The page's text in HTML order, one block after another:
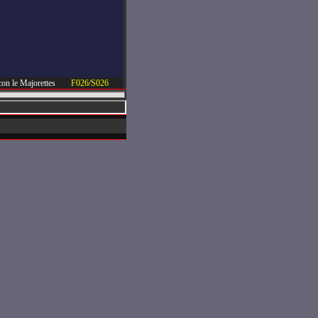
con le Majorettes F026/S026